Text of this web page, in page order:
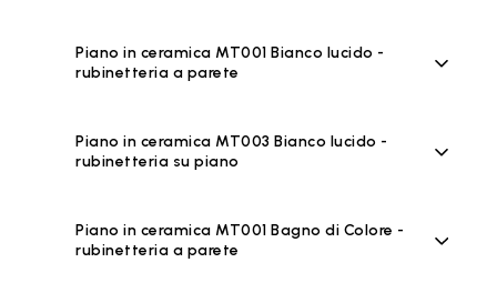
Piano in ceramica MT001 Bianco lucido -
rubinetteria a parete
Piano in ceramica MT003 Bianco lucido -
rubinetteria su piano
Piano in ceramica MT001 Bagno di Colore -
rubinetteria a parete